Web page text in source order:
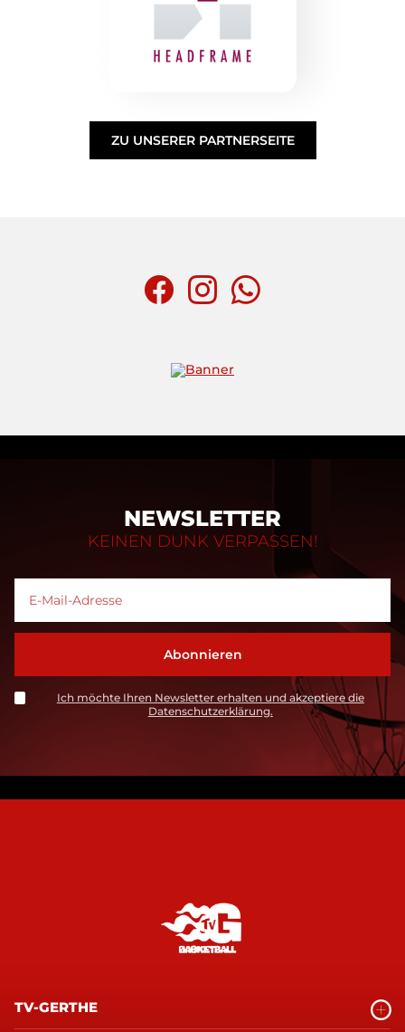
ZU UNSERER PARTNERSEITE
NEWSLETTER
KEINEN DUNK VERPASSEN!
Ich möchte Ihren Newsletter erhalten und akzeptiere die
Datenschutzerklärung.
TV-GERTHE